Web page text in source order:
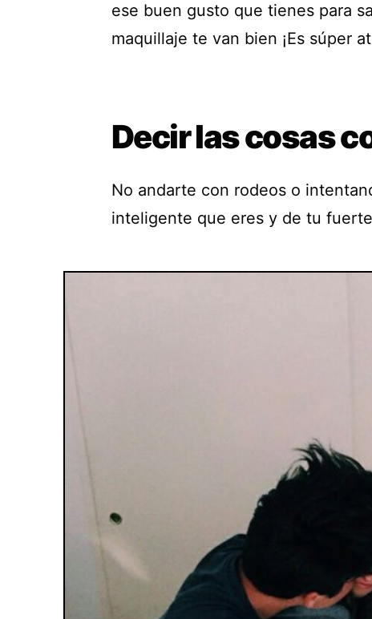
ese buen gusto que tienes para
maquillaje te van bien ¡Es súper
Decir las cosas
No andarte con rodeos o
inteligente que eres y de tu